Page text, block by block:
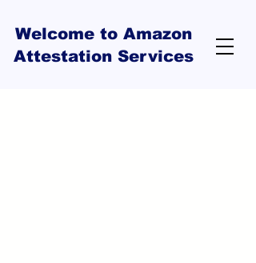
Welcome to Amazon
Attestation Services